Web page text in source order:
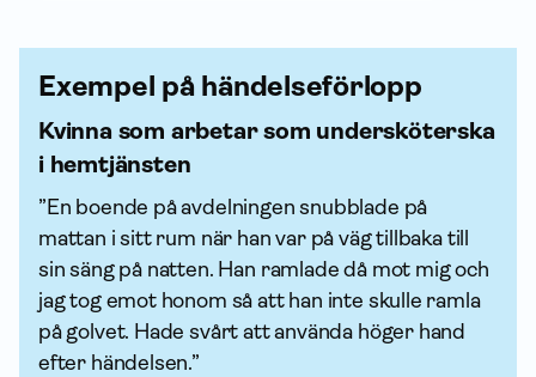
Exempel på händelseförlopp
Kvinna som arbetar som undersköterska
i hemtjänsten
”En boende på avdelningen snubblade på
mattan i sitt rum när han var på väg tillbaka till
sin säng på natten. Han ramlade då mot mig och
jag tog emot honom så att han inte skulle ramla
på golvet. Hade svårt att använda höger hand
efter händelsen.”